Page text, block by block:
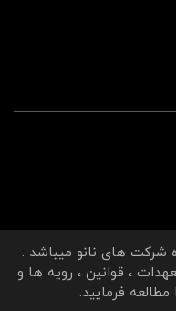
شرکت های نانو میباشد .
، قوانین ، رویه ها و
مطالعه فرمایید.